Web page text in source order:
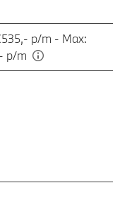
p/m - Max:
p/m